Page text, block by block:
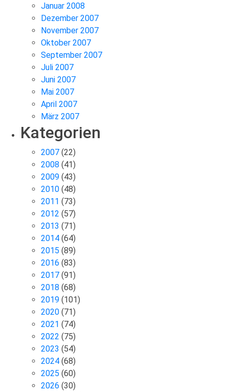
Januar 2008
Dezember 2007
November 2007
Oktober 2007
September 2007
Juli 2007
Juni 2007
Mai 2007
April 2007
März 2007
Kategorien
2007 (22)
2008 (41)
2009 (43)
2010 (48)
2011 (73)
2012 (57)
2013 (71)
2014 (64)
2015 (89)
2016 (83)
2017 (91)
2018 (68)
2019 (101)
2020 (71)
2021 (74)
2022 (75)
2023 (54)
2024 (68)
2025 (60)
2026 (30)